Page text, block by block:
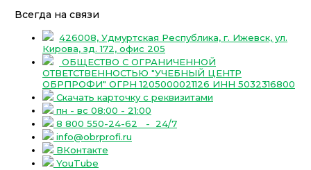
Всегда на связи
426008, Удмуртская Республика, г. Ижевск, ул.
Кирова, зд. 172, офис 205
ОБЩЕСТВО С ОГРАНИЧЕННОЙ
ОТВЕТСТВЕННОСТЬЮ "УЧЕБНЫЙ ЦЕНТР
ОБРПРОФИ" ОГРН 1205000021126 ИНН 5032316800
Скачать карточку с реквизитами
пн - вс 08:00 - 21:00
8 800 550-24-62
- 24/7
info@obrprofi.ru
ВКонтакте
YouTube